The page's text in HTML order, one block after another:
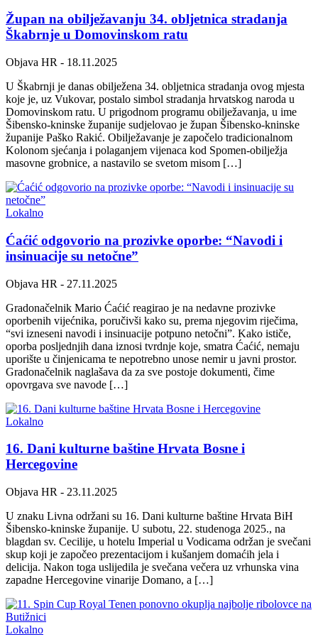
Župan na obilježavanju 34. obljetnica stradanja
Škabrnje u Domovinskom ratu
Objava HR - 18.11.2025
U Škabrnji je danas obilježena 34. obljetnica stradanja ovog mjesta
koje je, uz Vukovar, postalo simbol stradanja hrvatskog naroda u
Domovinskom ratu. U prigodnom programu obilježavanja, u ime
Šibensko-kninske županije sudjelovao je župan Šibensko-kninske
županije Paško Rakić. Obilježavanje je započelo tradicionalnom
Kolonom sjećanja i polaganjem vijenaca kod Spomen-obilježja
masovne grobnice, a nastavilo se svetom misom […]
Lokalno
Ćaćić odgovorio na prozivke oporbe: “Navodi i
insinuacije su netočne”
Objava HR - 27.11.2025
Gradonačelnik Mario Ćaćić reagirao je na nedavne prozivke
oporbenih vijećnika, poručivši kako su, prema njegovim riječima,
“svi izneseni navodi i insinuacije potpuno netočni”. Kako ističe,
oporba posljednjih dana iznosi tvrdnje koje, smatra Ćaćić, nemaju
uporište u činjenicama te nepotrebno unose nemir u javni prostor.
Gradonačelnik naglašava da za sve postoje dokumenti, čime
opovrgava sve navode […]
Lokalno
16. Dani kulturne baštine Hrvata Bosne i
Hercegovine
Objava HR - 23.11.2025
U znaku Livna održani su 16. Dani kulturne baštine Hrvata BiH
Šibensko-kninske županije. U subotu, 22. studenoga 2025., na
blagdan sv. Cecilije, u hotelu Imperial u Vodicama održan je svečani
skup koji je započeo prezentacijom i kušanjem domaćih jela i
delicija. Nakon toga uslijedila je svečana večera uz vrhunska vina
zapadne Hercegovine vinarije Domano, a […]
Lokalno